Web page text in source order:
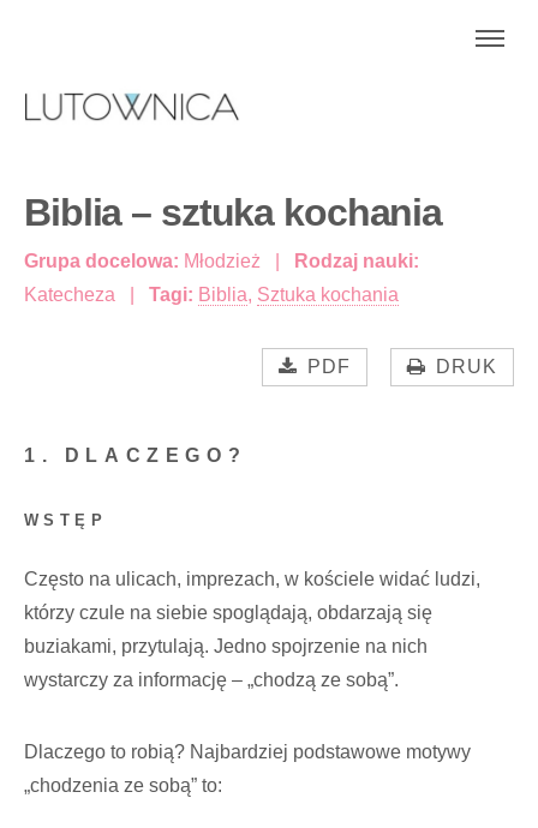
Biblia – sztuka kochania
Grupa docelowa: Młodzież
Rodzaj nauki:
Katecheza
Tagi: Biblia, Sztuka kochania
PDF DRUK
1. DLACZEGO?
WSTĘP
Często na ulicach, imprezach, w kościele widać ludzi,
którzy czule na siebie spoglądają, obdarzają się
buziakami, przytulają. Jedno spojrzenie na nich
wystarczy za informację – „chodzą ze sobą”.
Dlaczego to robią? Najbardziej podstawowe motywy
„chodzenia ze sobą” to: